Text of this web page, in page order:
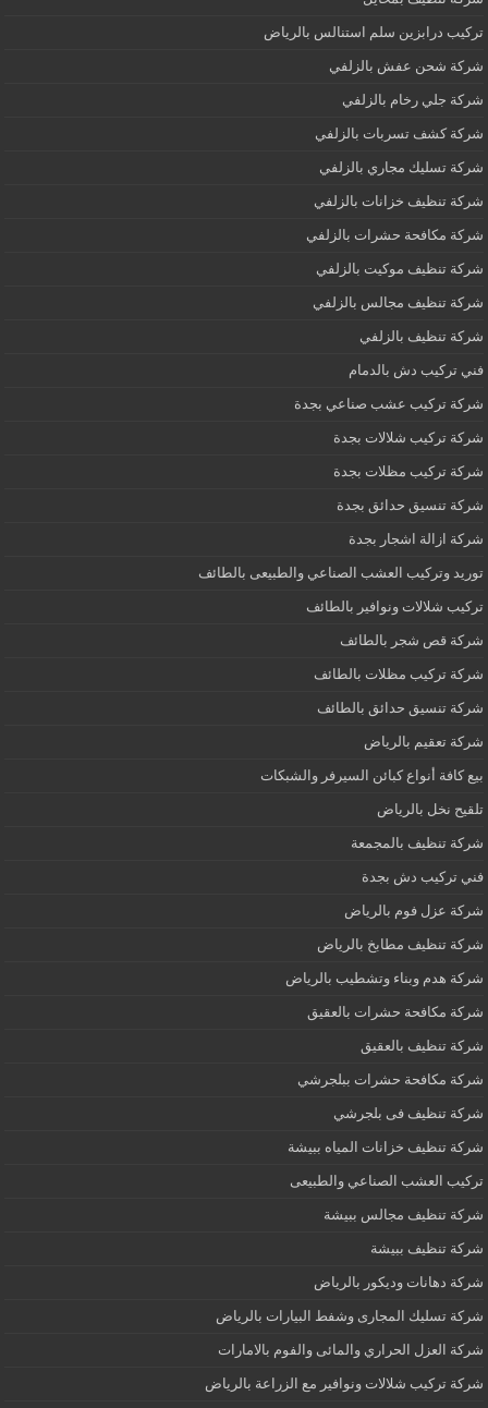
تركيب درابزين سلم استنالس بالرياض
شركة شحن عفش بالزلفي
شركة جلي رخام بالزلفي
شركة كشف تسربات بالزلفي
شركة تسليك مجاري بالزلفي
شركة تنظيف خزانات بالزلفي
شركة مكافحة حشرات بالزلفي
شركة تنظيف موكيت بالزلفي
شركة تنظيف مجالس بالزلفي
شركة تنظيف بالزلفي
فني تركيب دش بالدمام
شركة تركيب عشب صناعي بجدة
شركة تركيب شلالات بجدة
شركة تركيب مظلات بجدة
شركة تنسيق حدائق بجدة
شركة ازالة اشجار بجدة
توريد وتركيب العشب الصناعي والطبيعى بالطائف
تركيب شلالات ونوافير بالطائف
شركة قص شجر بالطائف
شركة تركيب مظلات بالطائف
شركة تنسيق حدائق بالطائف
شركة تعقيم بالرياض
بيع كافة أنواع كبائن السيرفر والشبكات
تلقيح نخل بالرياض
شركة تنظيف بالمجمعة
فني تركيب دش بجدة
شركة عزل فوم بالرياض
شركة تنظيف مطابخ بالرياض
شركة هدم وبناء وتشطيب بالرياض
شركة مكافحة حشرات بالعقيق
شركة تنظيف بالعقيق
شركة مكافحة حشرات ببلجرشي
شركة تنظيف فى بلجرشي
شركة تنظيف خزانات المياه ببيشة
تركيب العشب الصناعي والطبيعى
شركة تنظيف مجالس ببيشة
شركة تنظيف ببيشة
شركة دهانات وديكور بالرياض
شركة تسليك المجارى وشفط البيارات بالرياض
شركة العزل الحراري والمائى والفوم بالامارات
شركة تركيب شلالات ونوافير مع الزراعة بالرياض